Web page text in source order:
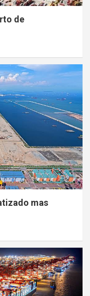
de
mas